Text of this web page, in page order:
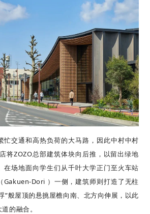
忙交通和高热负荷的大马路，因此中村中村
将ZOZO总部建筑体块向后推，以留出绿地
在场地面向学生们从千叶大学正门至火车站
Gakuen-Dori ）一侧，建筑师则打造了无柱
”般屋顶的悬挑屋檐向南、北方向伸展，以此
的融合。